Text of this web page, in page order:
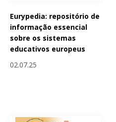
Eurypedia: repositório de
informação essencial
sobre os sistemas
educativos europeus
02.07.25